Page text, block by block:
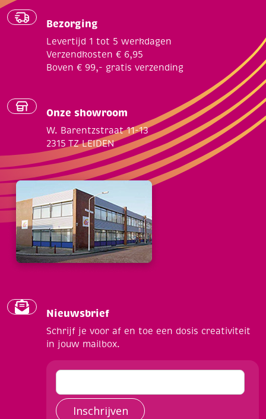
Bezorging
Levertijd 1 tot 5 werkdagen
Verzendkosten € 6,95
Boven € 99,- gratis verzending
Onze showroom
W. Barentzstraat 11-13
2315 TZ LEIDEN
Nieuwsbrief
Schrijf je voor af en toe een dosis creativiteit
in jouw mailbox.
Inschrijven